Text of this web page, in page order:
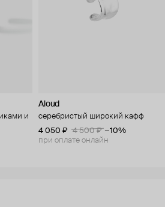
и
Aloud
серебристый широкий кафф
4 050 ₽
4 500 ₽ −10%
при оплате онлайн